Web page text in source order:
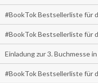
#BookTok Bestsellerliste für
#BookTok Bestsellerliste für
Einladung zur 3. Buchmesse
#BookTok Bestsellerliste für